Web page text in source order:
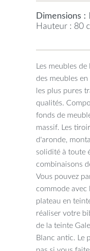
Dimensions :
Hauteur : 80
Les meubles
des meubles
les plus pures
qualités.
fonds de
massif. Les
d'aronde,
solidité à toute
combinaisons
Vous pouvez
commode avec
plateau en
réaliser votre
de la teinte
Blanc antic. Le